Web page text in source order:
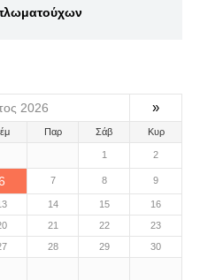
2026 »
Παρ Σάβ Κυρ
1 2
7 8 9
14 15
16
21 22
23
28 29 30